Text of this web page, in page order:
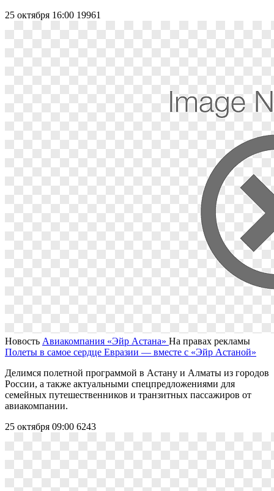
25 октября 16:00 19961
Новость Авиакомпания «Эйр Астана» На правах рекламы
Полеты в самое сердце Евразии ― вместе с «Эйр Астаной»
Делимся полетной программой в Астану и Алматы из городов
России, а также актуальными спецпредложениями для
семейных путешественников и транзитных пассажиров от
авиакомпании.
25 октября 09:00 6243